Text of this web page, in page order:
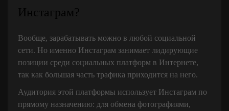
Инстаграм?
Вообще, зарабатывать можно в любой социальной
сети. Но именно Инстаграм занимает лидирующие
позиции среди социальных платформ в Интернете,
так как большая часть трафика приходится на него.
Аудитория этой платформы использует Инстаграм по
прямому назначению: для обмена фотографиями,